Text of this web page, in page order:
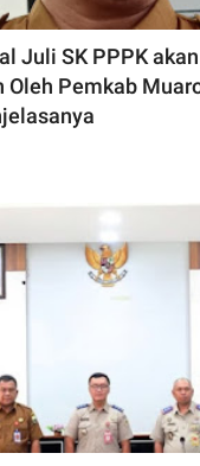
Juli SK PPPK akan
Oleh Pemkab